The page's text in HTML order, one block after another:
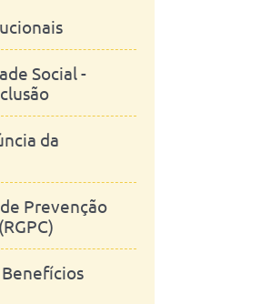
Social -
da
Prevenção